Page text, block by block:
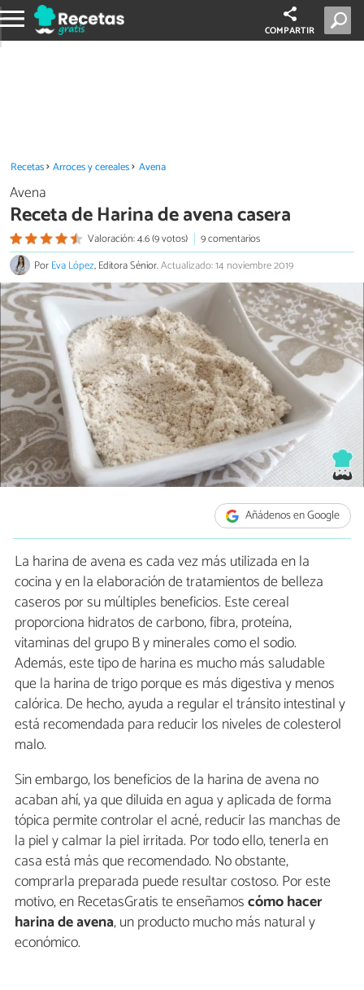
COMPARTIR
Recetas Arroces y cereales Avena
Avena
Receta de Harina de avena casera
Valoración: 4.6 (9 votos)
9 comentarios
PorEva López, Editora Sénior.Actualizado: 14 noviembre 2019
Añádenos en Google
La harina de avena es cada vez más utilizada en la
cocina y en la elaboración de tratamientos de belleza
caseros por su múltiples beneficios. Este cereal
proporciona hidratos de carbono, fibra, proteína,
vitaminas del grupo B y minerales como el sodio.
Además, este tipo de harina es mucho más saludable
que la harina de trigo porque es más digestiva y menos
calórica. De hecho, ayuda a regular el tránsito intestinal y
está recomendada para reducir los niveles de colesterol
malo.
Sin embargo, los beneficios de la harina de avena no
acaban ahí, ya que diluida en agua y aplicada de forma
tópica permite controlar el acné, reducir las manchas de
la piel y calmar la piel irritada. Por todo ello, tenerla en
casa está más que recomendado. No obstante,
comprarla preparada puede resultar costoso. Por este
motivo, en RecetasGratis te enseñamoscómo hacer
harina de avena, un producto mucho más natural y
económico.